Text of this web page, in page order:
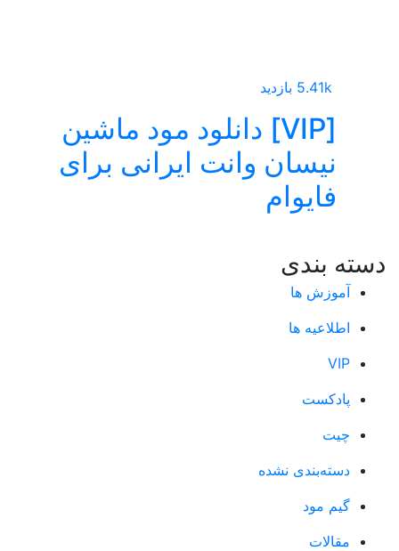
[VIP] دانلود مود ماشین
نیسان وانت ایرانی برای
فایوام
دسته بندی
آموزش ها
اطلاعیه ها
VIP
پادکست
چیت
دسته‌بندی نشده
گیم مود
مقالات